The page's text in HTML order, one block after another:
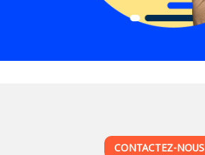
CONTACTEZ-NOUS